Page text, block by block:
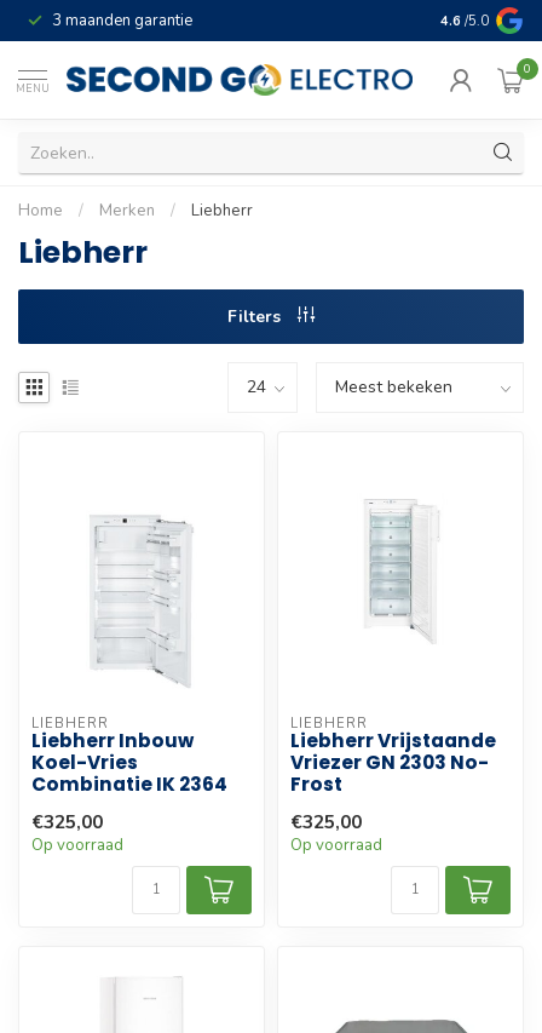
3 maanden garantie Geld terug
4.6 /5.0
MENU
0
Home / Merken / Liebherr
Liebherr
Filters
LIEBHERR
Liebherr Inbouw
Koel-Vries
Combinatie IK 2364
€325,00
Op voorraad
LIEBHERR
Liebherr Vrijstaande
Vriezer GN 2303 No-
Frost
€325,00
Op voorraad